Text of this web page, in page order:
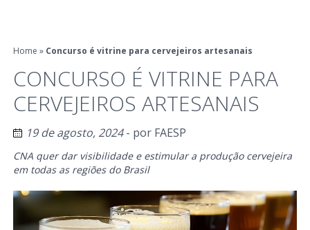
Home » Concurso é vitrine para cervejeiros artesanais
CONCURSO É VITRINE PARA
CERVEJEIROS ARTESANAIS
19 de agosto, 2024- por FAESP
CNA quer dar visibilidade e estimular a produção cervejeira
em todas as regiões do Brasil